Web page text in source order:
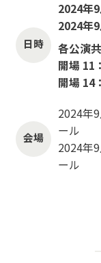
日時
2024年9
2024年9
各公演
開場 11
開場 14
会場
2024年
ール
2024年
ール